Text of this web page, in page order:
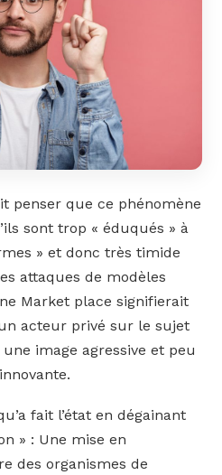
penser que ce phénomène
sont trop « éduqués » à
» et donc très timide
attaques de modèles
Market place signifierait
acteur privé sur le sujet
image agressive et peu
fait l’état en dégainant
» : Une mise en
des organismes de